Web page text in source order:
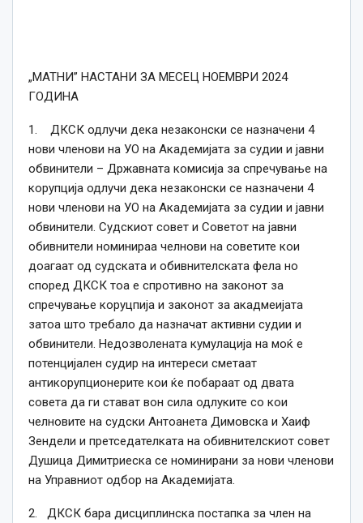
„МАТНИ” НАСТАНИ ЗА МЕСЕЦ НОЕМВРИ 2024
ГОДИНА
1. ДКСК одлучи дека незаконски се назначени 4
нови членови на УО на Академијата за судии и јавни
обвинители – Државната комисија за спречување на
корупција одлучи дека незаконски се назначени 4
нови членови на УО на Академијата за судии и јавни
обвинители. Судскиот совет и Советот на јавни
обивнители номинираа челнови на советите кои
доагаат од судската и обивнителската фела но
според ДКСК тоа е спротивно на законот за
спречување коруцпија и законот за акадмеијата
затоа што требало да назначат активни судии и
обвинители. Недозволената кумулација на моќ е
потенцијален судир на интереси сметаат
антикорупционерите кои ќе побараат од двата
совета да ги стават вон сила одлуките со кои
челновите на судски Антоанета Димовска и Хаиф
Зендели и претседателката на обивнителскиот совет
Душица Димитриеска се номинирани за нови членови
на Управниот одбор на Академијата.
2. ДКСК бара дисциплинска постапка за член на